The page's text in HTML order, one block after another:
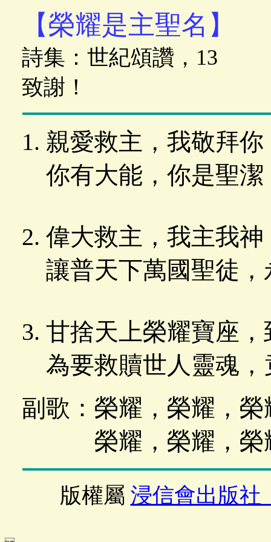
【榮耀是主聖名】
詩集：世紀頌讚，13
致謝！
親愛救主，我敬拜
你有大能，你是聖
偉大救主，我主我
讓普天下萬國聖徒
甘捨天上榮耀寶座
為要救贖世人靈魂
副歌：榮耀，榮耀，
榮耀，榮耀，榮
版權屬 浸信會出版社